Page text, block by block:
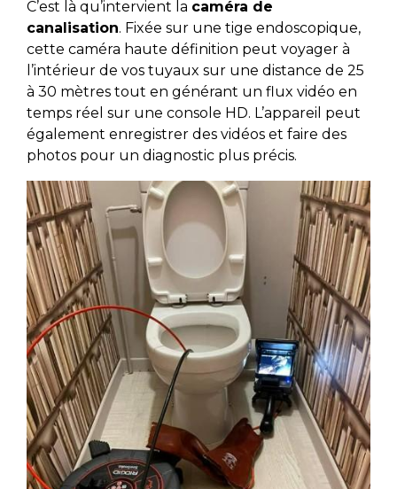
C’est là qu’intervient la caméra de
canalisation. Fixée sur une tige endoscopique,
cette caméra haute définition peut voyager à
l’intérieur de vos tuyaux sur une distance de 25
à 30 mètres tout en générant un flux vidéo en
temps réel sur une console HD. L’appareil peut
également enregistrer des vidéos et faire des
photos pour un diagnostic plus précis.